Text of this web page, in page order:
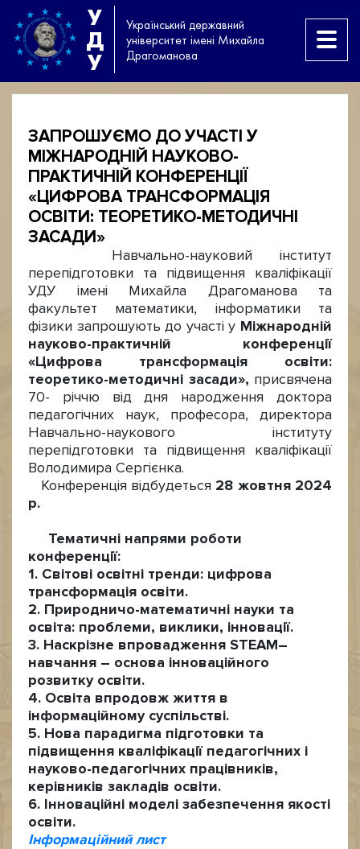
У
Д
У
Український державний
університет імені Михайла
Драгоманова
ЗАПРОШУЄМО ДО УЧАСТІ У
МІЖНАРОДНІЙ НАУКОВО-
ПРАКТИЧНІЙ КОНФЕРЕНЦІЇ
«ЦИФРОВА ТРАНСФОРМАЦІЯ
ОСВІТИ: ТЕОРЕТИКО-МЕТОДИЧНІ
ЗАСАДИ»
Навчально-науковий інститут
перепідготовки та підвищення кваліфікації
УДУ імені Михайла Драгоманова та
факультет математики, інформатики та
фізики запрошують до участі у Міжнародній
науково-практичній конференції
«Цифрова трансформація освіти:
теоретико-методичні засади», присвячена
70- річчю від дня народження доктора
педагогічних наук, професора, директора
Навчально-наукового інституту
перепідготовки та підвищення кваліфікації
Володимира Сергієнка.
Конференція відбудеться 28 жовтня 2024
р.
Тематичні напрями роботи
конференції:
1. Світові освітні тренди: цифрова
трансформація освіти.
2. Природничо-математичні науки та
освіта: проблеми, виклики, інновації.
3. Наскрізне впровадження STEAM–
навчання – основа інноваційного
розвитку освіти.
4. Освіта впродовж життя в
інформаційному суспільстві.
5. Нова парадигма підготовки та
підвищення кваліфікації педагогічних і
науково-педагогічних працівників,
керівників закладів освіти.
6. Інноваційні моделі забезпечення якості
освіти.
Інформаційний лист